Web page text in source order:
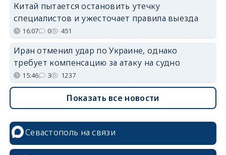
Китай пытается остановить утечку
специалистов и ужесточает правила выезда
16:07 0 451
Иран отменил удар по Украине, однако
требует компенсацию за атаку на судно
15:46 3 1237
Показать все новости
Севастополь на связи